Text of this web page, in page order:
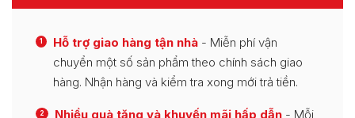
1 Hỗ trợ giao hàng tận nhà - Miễn phí vận
chuyển một số sản phẩm theo chính sách giao
hàng. Nhận hàng và kiểm tra xong mới trả tiền.
2 Nhiều quà tặng và khuyến mãi hấp dẫn - Mỗi